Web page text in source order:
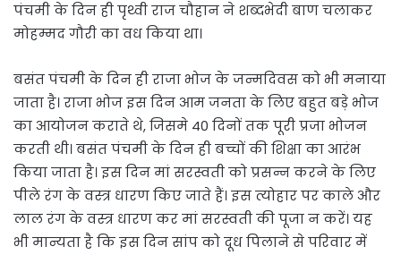
पंचमी के दिन ही पृथ्वी राज चौहान ने शब्दभेदी बाण चलाकर
मोहम्मद गौरी का वध किया था।
बसंत पंचमी के दिन ही राजा भोज के जन्मदिवस को भी मनाया
जाता है। राजा भोज इस दिन आम जनता के लिए बहुत बड़े भोज
का आयोजन कराते थे, जिसमे 40 दिनों तक पूरी प्रजा भोजन
करती थी। बसंत पंचमी के दिन ही बच्चों की शिक्षा का आरंभ
किया जाता है। इस दिन मां सरस्वती को प्रसन्न करने के लिए
पीले रंग के वस्त्र धारण किए जाते हैं। इस त्योहार पर काले और
लाल रंग के वस्त्र धारण कर मां सरस्वती की पूजा न करें। यह
भी मान्यता है कि इस दिन सांप को दूध पिलाने से परिवार में